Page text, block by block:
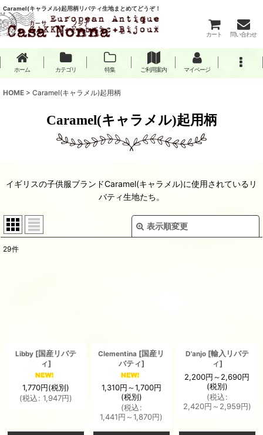
Caramel(キャラメル)起用柄リバティ生地まとめてどうぞ！
カート 問い合わせ
ホーム カテゴリ 特集 ご利用案内 マイページ
HOME > Caramel(キャラメル)起用柄
Caramel(キャラメル)起用柄
イギリスの子供服ブランドCaramel(キャラメル)に使用されているリ
バティ生地たち。
表示順変更
29件
Libby [国産リバテ
ィ]
1,770円(税別)
(税込: 1,947円)
Clementina [国産リ
バティ]
1,310円～1,700円
(税別)
(税込:
1,441円 ～1,870円)
D'anjo [輸入リバテ
ィ]
2,200円～2,690円
(税別)
(税込:
2,420円 ～2,959円)